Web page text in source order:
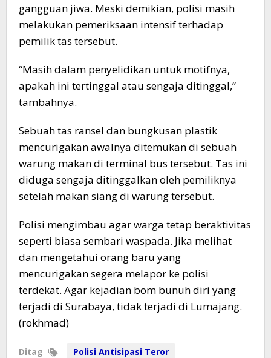
gangguan jiwa. Meski demikian, polisi masih
melakukan pemeriksaan intensif terhadap
pemilik tas tersebut.
“Masih dalam penyelidikan untuk motifnya,
apakah ini tertinggal atau sengaja ditinggal,”
tambahnya.
Sebuah tas ransel dan bungkusan plastik
mencurigakan awalnya ditemukan di sebuah
warung makan di terminal bus tersebut. Tas ini
diduga sengaja ditinggalkan oleh pemiliknya
setelah makan siang di warung tersebut.
Polisi mengimbau agar warga tetap beraktivitas
seperti biasa sembari waspada. Jika melihat
dan mengetahui orang baru yang
mencurigakan segera melapor ke polisi
terdekat. Agar kejadian bom bunuh diri yang
terjadi di Surabaya, tidak terjadi di Lumajang.
(rokhmad)
Ditag Polisi Antisipasi Teror